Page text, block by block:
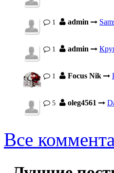
1 admin
1 admin
1 Focus Nik
5 oleg4561
Все